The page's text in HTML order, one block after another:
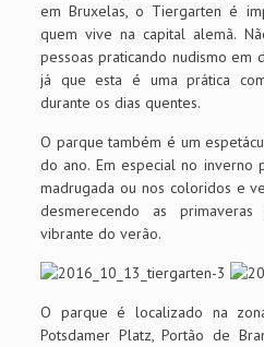
em Bruxelas, o Tiergarten é
quem vive na capital alemã.
pessoas praticando nudismo em
já que esta é uma prática
durante os dias quentes.
O parque também é um
do ano. Em especial no inverno
madrugada ou nos coloridos e
desmerecendo as
vibrante do verão.
O parque é localizado na
Potsdamer Platz, Portão de